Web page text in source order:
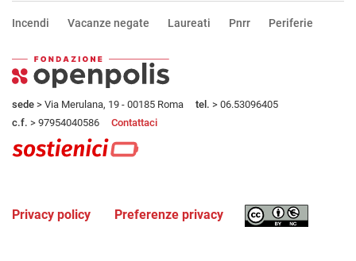
Incendi Vacanze negate Laureati Pnrr Periferie
sede > Via Merulana, 19 - 00185 Roma tel. > 06.53096405
c.f. > 97954040586 Contattaci
Privacy policy Preferenze privacy